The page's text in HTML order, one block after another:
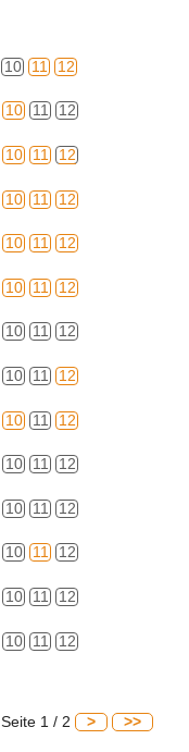
10 11 12
10 11 12
10 11 12
10 11 12
10 11 12
10 11 12
10 11 12
10 11 12
10 11 12
10 11 12
10 11 12
10 11 12
10 11 12
10 11 12
Seite 1 / 2 > >>